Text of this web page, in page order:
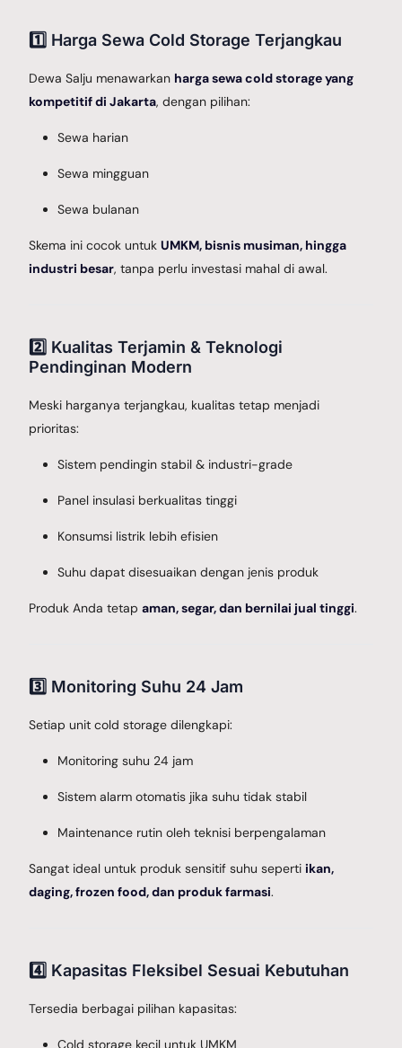
1️⃣ Harga Sewa Cold Storage Terjangkau
Dewa Salju menawarkan harga sewa cold storage yang
kompetitif di Jakarta, dengan pilihan:
Sewa harian
Sewa mingguan
Sewa bulanan
Skema ini cocok untukUMKM, bisnis musiman, hingga
industri besar, tanpa perlu investasi mahal di awal.
2️⃣ Kualitas Terjamin & Teknologi
Pendinginan Modern
Meski harganya terjangkau, kualitas tetap menjadi
prioritas:
Sistem pendingin stabil & industri-grade
Panel insulasi berkualitas tinggi
Konsumsi listrik lebih efisien
Suhu dapat disesuaikan dengan jenis produk
Produk Anda tetapaman, segar, dan bernilai jual tinggi.
3️⃣ Monitoring Suhu 24 Jam
Setiap unit cold storage dilengkapi:
Monitoring suhu 24 jam
Sistem alarm otomatis jika suhu tidak stabil
Maintenance rutin oleh teknisi berpengalaman
Sangat ideal untuk produk sensitif suhu sepertiikan,
daging, frozen food, dan produk farmasi.
4️⃣ Kapasitas Fleksibel Sesuai Kebutuhan
Tersedia berbagai pilihan kapasitas: